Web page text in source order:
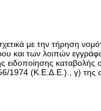
με την τήρηση
και των λοιπών
ειδοποίησης καταβολής
1974 (Κ.Ε.Δ.Ε.)., γ) της